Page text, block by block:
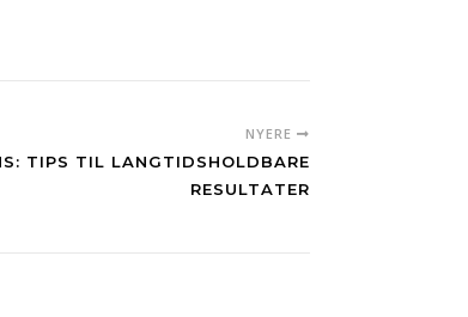
NYERE
TIPS TIL LANGTIDSHOLDBARE
RESULTATER